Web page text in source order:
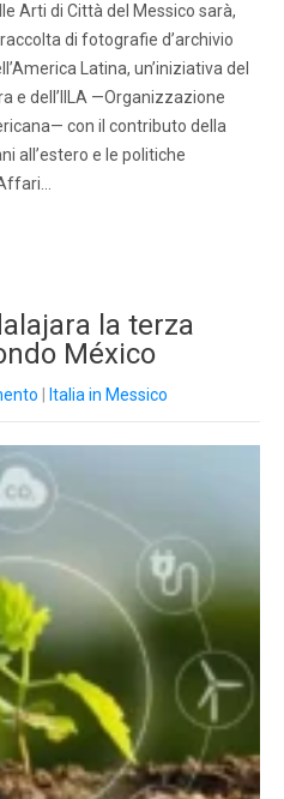
Arti di Città del Messico sarà,
di fotografie d’archivio
Latina, un’iniziativa del
e dell’IILA —Organizzazione
con il contributo della
all’estero e le politiche
la terza
México
Italia in Messico